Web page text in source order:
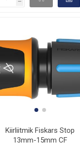
h
Kiirliitmik Fiskars Stop
13mm-15mm CF